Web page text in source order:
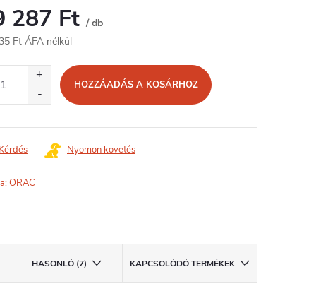
287 Ft / db
Ft ÁFA nélkül
HOZZÁADÁS A KOSÁRHOZ
Kérdés Nyomon követés
ORAC
HASONLÓ (7) KAPCSOLÓDÓ TERMÉKEK